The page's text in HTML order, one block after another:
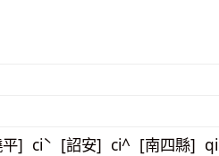
] ciˋ [詔安] ci^ [南四縣] qi